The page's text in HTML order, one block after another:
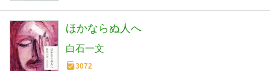
ほかならぬ人へ
白石一文
3072